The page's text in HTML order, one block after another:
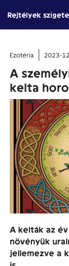
tartalomba
Rejtélyek szigete
Ezotéria 2023-
A
kelta
A kelták az
növényük
jellemezve a